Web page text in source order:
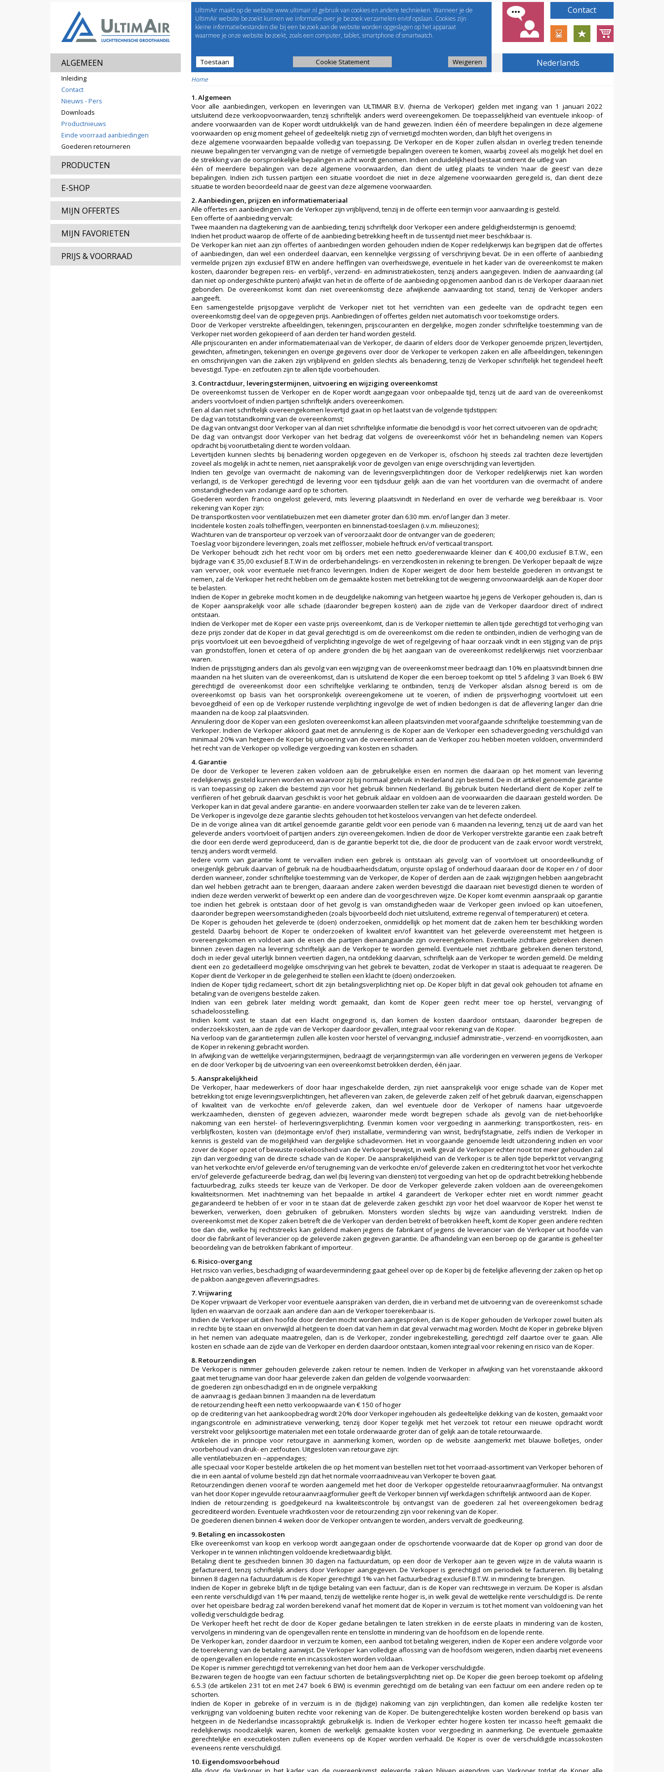
ALGEMEEN
Inleiding
Contact
Nieuws - Pers
Downloads
Productnieuws
Einde voorraad aanbiedingen
Goederen retourneren
PRODUCTEN
E-SHOP
MIJN OFFERTES
MIJN FAVORIETEN
PRIJS & VOORRAAD
EShop-nummer
Wachtwoord
Welcome toUltimAir
Prijslijst Selectie tools
UltimAir maakt op de website www.ultimair.nl gebruik van cookies en andere technieken. Wanneer je de
UltimAir website bezoekt kunnen we informatie over je bezoek verzamelen en/of opslaan. Cookies zijn
kleine informatiebestanden die bij een bezoek aan de website worden opgeslagen op het apparaat
waarmee je onze website bezoekt, zoals een computer, tablet, smartphone of smartwatch.
Toestaan Cookie Statement Weigeren Nederlands
Contact
Home
1.Algemeen
Voor alle aanbiedingen, verkopen en leveringen van ULTIMAIR B.V. (hierna de Verkoper) gelden met ingang van 1 januari 2022
uitsluitend deze verkoopvoorwaarden, tenzij schriftelijk anders werd overeengekomen. De toepasselijkheid van eventuele inkoop- of
andere voorwaarden van de Koper wordt uitdrukkelijk van de hand gewezen. Indien één of meerdere bepalingen in deze algemene
voorwaarden op enig moment geheel of gedeeltelijk nietig zijn of vernietigd mochten worden, dan blijft het overigens in
deze algemene voorwaarden bepaalde volledig van toepassing. De Verkoper en de Koper zullen alsdan in overleg treden teneinde
nieuwe bepalingen ter vervanging van de nietige of vernietigde bepalingen overeen te komen, waarbij zoveel als mogelijk het doel en
de strekking van de oorspronkelijke bepalingen in acht wordt genomen. Indien onduidelijkheid bestaat omtrent de uitleg van
één of meerdere bepalingen van deze algemene voorwaarden, dan dient de uitleg plaats te vinden ‘naar de geest’ van deze
bepalingen. Indien zich tussen partijen een situatie voordoet die niet in deze algemene voorwaarden geregeld is, dan dient deze
situatie te worden beoordeeld naar de geest van deze algemene voorwaarden.
2. Aanbiedingen, prijzen en informatiemateriaal
Alle offertes en aanbiedingen van de Verkoper zijn vrijblijvend, tenzij in de offerte een termijn voor aanvaarding is gesteld.
Een offerte of aanbieding vervalt:
Twee maanden na dagtekening van de aanbieding, tenzij schriftelijk door Verkoper een andere geldigheidstermijn is genoemd;
Indien het product waarop de offerte of de aanbieding betrekking heeft in de tussentijd niet meer beschikbaar is.
De Verkoper kan niet aan zijn offertes of aanbiedingen worden gehouden indien de Koper redelijkerwijs kan begrijpen dat de offertes
of aanbiedingen, dan wel een onderdeel daarvan, een kennelijke vergissing of verschrijving bevat. De in een offerte of aanbieding
vermelde prijzen zijn exclusief BTW en andere heffingen van overheidswege, eventuele in het kader van de overeenkomst te maken
kosten, daaronder begrepen reis- en verblijf-, verzend- en administratiekosten, tenzij anders aangegeven. Indien de aanvaarding (al
dan niet op ondergeschikte punten) afwijkt van het in de offerte of de aanbieding opgenomen aanbod dan is de Verkoper daaraan niet
gebonden. De overeenkomst komt dan niet overeenkomstig deze afwijkende aanvaarding tot stand, tenzij de Verkoper anders
aangeeft.
Een samengestelde prijsopgave verplicht de Verkoper niet tot het verrichten van een gedeelte van de opdracht tegen een
overeenkomstig deel van de opgegeven prijs. Aanbiedingen of offertes gelden niet automatisch voor toekomstige orders.
Door de Verkoper verstrekte afbeeldingen, tekeningen, prijscouranten en dergelijke, mogen zonder schriftelijke toestemming van de
Verkoper niet worden gekopieerd of aan derden ter hand worden gesteld.
Alle prijscouranten en ander informatiemateriaal van de Verkoper, de daarin of elders door de Verkoper genoemde prijzen, levertijden,
gewichten, afmetingen, tekeningen en overige gegevens over door de Verkoper te verkopen zaken en alle afbeeldingen, tekeningen
en omschrijvingen van die zaken zijn vrijblijvend en gelden slechts als benadering, tenzij de Verkoper schriftelijk het tegendeel heeft
bevestigd. Type- en zetfouten zijn te allen tijde voorbehouden.
3. Contractduur, leveringstermijnen, uitvoering en wijziging overeenkomst
De overeenkomst tussen de Verkoper en de Koper wordt aangegaan voor onbepaalde tijd, tenzij uit de aard van de overeenkomst
anders voortvloeit of indien partijen schriftelijk anders overeenkomen.
Een al dan niet schriftelijk overeengekomen levertijd gaat in op het laatst van de volgende tijdstippen:
De dag van totstandkoming van de overeenkomst;
De dag van ontvangst door Verkoper van al dan niet schriftelijke informatie die benodigd is voor het correct uitvoeren van de opdracht;
De dag van ontvangst door Verkoper van het bedrag dat volgens de overeenkomst vóór het in behandeling nemen van Kopers
opdracht bij vooruitbetaling dient te worden voldaan.
Levertijden kunnen slechts bij benadering worden opgegeven en de Verkoper is, ofschoon hij steeds zal trachten deze levertijden
zoveel als mogelijk in acht te nemen, niet aansprakelijk voor de gevolgen van enige overschrijding van levertijden.
Indien ten gevolge van overmacht de nakoming van de leveringsverplichtingen door de Verkoper redelijkerwijs niet kan worden
verlangd, is de Verkoper gerechtigd de levering voor een tijdsduur gelijk aan die van het voortduren van die overmacht of andere
omstandigheden van zodanige aard op te schorten.
Goederen worden franco ongelost geleverd, mits levering plaatsvindt in Nederland en over de verharde weg bereikbaar is. Voor
rekening van Koper zijn:
De transportkosten voor ventilatiebuizen met een diameter groter dan 630 mm. en/of langer dan 3 meter.
Incidentele kosten zoals tolheffingen, veerponten en binnenstad-toeslagen (i.v.m. milieuzones);
Wachturen van de transporteur op verzoek van of veroorzaakt door de ontvanger van de goederen;
Toeslag voor bijzondere leveringen, zoals met zelflosser, mobiele heftruck en/of verticaal transport.
De Verkoper behoudt zich het recht voor om bij orders met een netto goederenwaarde kleiner dan € 400,00 exclusief B.T.W., een
bijdrage van € 35,00 exclusief B.T.W in de orderbehandelings- en verzendkosten in rekening te brengen. De Verkoper bepaalt de wijze
van vervoer, ook voor eventuele niet-franco leveringen. Indien de Koper weigert de door hem bestelde goederen in ontvangst te
nemen, zal de Verkoper het recht hebben om de gemaakte kosten met betrekking tot de weigering onvoorwaardelijk aan de Koper door
te belasten.
Indien de Koper in gebreke mocht komen in de deugdelijke nakoming van hetgeen waartoe hij jegens de Verkoper gehouden is, dan is
de Koper aansprakelijk voor alle schade (daaronder begrepen kosten) aan de zijde van de Verkoper daardoor direct of indirect
ontstaan.
Indien de Verkoper met de Koper een vaste prijs overeenkomt, dan is de Verkoper niettemin te allen tijde gerechtigd tot verhoging van
deze prijs zonder dat de Koper in dat geval gerechtigd is om de overeenkomst om die reden te ontbinden, indien de verhoging van de
prijs voortvloeit uit een bevoegdheid of verplichting ingevolge de wet of regelgeving of haar oorzaak vindt in een stijging van de prijs
van grondstoffen, lonen et cetera of op andere gronden die bij het aangaan van de overeenkomst redelijkerwijs niet voorzienbaar
waren.
Indien de prijsstijging anders dan als gevolg van een wijziging van de overeenkomst meer bedraagt dan 10% en plaatsvindt binnen drie
maanden na het sluiten van de overeenkomst, dan is uitsluitend de Koper die een beroep toekomt op titel 5 afdeling 3 van Boek 6 BW
gerechtigd de overeenkomst door een schriftelijke verklaring te ontbinden, tenzij de Verkoper alsdan alsnog bereid is om de
overeenkomst op basis van het oorspronkelijk overeengekomene uit te voeren, of indien de prijsverhoging voortvloeit uit een
bevoegdheid of een op de Verkoper rustende verplichting ingevolge de wet of indien bedongen is dat de aflevering langer dan drie
maanden na de koop zal plaatsvinden.
Annulering door de Koper van een gesloten overeenkomst kan alleen plaatsvinden met voorafgaande schriftelijke toestemming van de
Verkoper. Indien de Verkoper akkoord gaat met de annulering is de Koper aan de Verkoper een schadevergoeding verschuldigd van
minimaal 20% van hetgeen de Koper bij uitvoering van de overeenkomst aan de Verkoper zou hebben moeten voldoen, onverminderd
het recht van de Verkoper op volledige vergoeding van kosten en schaden.
4. Garantie
De door de Verkoper te leveren zaken voldoen aan de gebruikelijke eisen en normen die daaraan op het moment van levering
redelijkerwijs gesteld kunnen worden en waarvoor zij bij normaal gebruik in Nederland zijn bestemd. De in dit artikel genoemde garantie
is van toepassing op zaken die bestemd zijn voor het gebruik binnen Nederland. Bij gebruik buiten Nederland dient de Koper zelf te
verifiëren of het gebruik daarvan geschikt is voor het gebruik aldaar en voldoen aan de voorwaarden die daaraan gesteld worden. De
Verkoper kan in dat geval andere garantie- en andere voorwaarden stellen ter zake van de te leveren zaken.
De Verkoper is ingevolge deze garantie slechts gehouden tot het kosteloos vervangen van het defecte onderdeel.
De in de vorige alinea van dit artikel genoemde garantie geldt voor een periode van 6 maanden na levering, tenzij uit de aard van het
geleverde anders voortvloeit of partijen anders zijn overeengekomen. Indien de door de Verkoper verstrekte garantie een zaak betreft
die door een derde werd geproduceerd, dan is de garantie beperkt tot die, die door de producent van de zaak ervoor wordt verstrekt,
tenzij anders wordt vermeld.
Iedere vorm van garantie komt te vervallen indien een gebrek is ontstaan als gevolg van of voortvloeit uit onoordeelkundig of
oneigenlijk gebruik daarvan of gebruik na de houdbaarheidsdatum, onjuiste opslag of onderhoud daaraan door de Koper en / of door
derden wanneer, zonder schriftelijke toestemming van de Verkoper, de Koper of derden aan de zaak wijzigingen hebben aangebracht
dan wel hebben getracht aan te brengen, daaraan andere zaken werden bevestigd die daaraan niet bevestigd dienen te worden of
indien deze werden verwerkt of bewerkt op een andere dan de voorgeschreven wijze. De Koper komt evenmin aanspraak op garantie
toe indien het gebrek is ontstaan door of het gevolg is van omstandigheden waar de Verkoper geen invloed op kan uitoefenen,
daaronder begrepen weersomstandigheden (zoals bijvoorbeeld doch niet uitsluitend, extreme regenval of temperaturen) et cetera.
De Koper is gehouden het geleverde te (doen) onderzoeken, onmiddellijk op het moment dat de zaken hem ter beschikking worden
gesteld. Daarbij behoort de Koper te onderzoeken of kwaliteit en/of kwantiteit van het geleverde overeenstemt met hetgeen is
overeengekomen en voldoet aan de eisen die partijen dienaangaande zijn overeengekomen. Eventuele zichtbare gebreken dienen
binnen zeven dagen na levering schriftelijk aan de Verkoper te worden gemeld. Eventuele niet zichtbare gebreken dienen terstond,
doch in ieder geval uiterlijk binnen veertien dagen, na ontdekking daarvan, schriftelijk aan de Verkoper te worden gemeld. De melding
dient een zo gedetailleerd mogelijke omschrijving van het gebrek te bevatten, zodat de Verkoper in staat is adequaat te reageren. De
Koper dient de Verkoper in de gelegenheid te stellen een klacht te (doen) onderzoeken.
Indien de Koper tijdig reclameert, schort dit zijn betalingsverplichting niet op. De Koper blijft in dat geval ook gehouden tot afname en
betaling van de overigens bestelde zaken.
Indien van een gebrek later melding wordt gemaakt, dan komt de Koper geen recht meer toe op herstel, vervanging of
schadeloosstelling.
Indien komt vast te staan dat een klacht ongegrond is, dan komen de kosten daardoor ontstaan, daaronder begrepen de
onderzoekskosten, aan de zijde van de Verkoper daardoor gevallen, integraal voor rekening van de Koper.
Na verloop van de garantietermijn zullen alle kosten voor herstel of vervanging, inclusief administratie-, verzend- en voorrijdkosten, aan
de Koper in rekening gebracht worden.
In afwijking van de wettelijke verjaringstermijnen, bedraagt de verjaringstermijn van alle vorderingen en verweren jegens de Verkoper
en de door Verkoper bij de uitvoering van een overeenkomst betrokken derden, één jaar.
5. Aansprakelijkheid
De Verkoper, haar medewerkers of door haar ingeschakelde derden, zijn niet aansprakelijk voor enige schade van de Koper met
betrekking tot enige leveringsverplichtingen, het afleveren van zaken, de geleverde zaken zelf of het gebruik daarvan, eigenschappen
of kwaliteit van de verkochte en/of geleverde zaken, dan wel eventuele door de Verkoper of namens haar uitgevoerde
werkzaamheden, diensten of gegeven adviezen, waaronder mede wordt begrepen schade als gevolg van de niet-behoorlijke
nakoming van een herstel- of herleveringsverplichting. Evenmin komen voor vergoeding in aanmerking: transportkosten, reis- en
verblijfkosten, kosten van (de)montage en/of (her) installatie, vermindering van winst, bedrijfstagnatie, zelfs indien de Verkoper in
kennis is gesteld van de mogelijkheid van dergelijke schadevormen. Het in voorgaande genoemde leidt uitzondering indien en voor
zover de Koper opzet of bewuste roekeloosheid van de Verkoper bewijst, in welk geval de Verkoper echter nooit tot meer gehouden zal
zijn dan vergoeding van de directe schade van de Koper. De aansprakelijkheid van de Verkoper is te allen tijde beperkt tot vervanging
van het verkochte en/of geleverde en/of terugneming van de verkochte en/of geleverde zaken en creditering tot het voor het verkochte
en/of geleverde gefactureerde bedrag, dan wel (bij levering van diensten) tot vergoeding van het op de opdracht betrekking hebbende
factuurbedrag, zulks steeds ter keuze van de Verkoper. De door de Verkoper geleverde zaken voldoen aan de overeengekomen
kwaliteitsnormen. Met inachtneming van het bepaalde in artikel 4 garandeert de Verkoper echter niet en wordt nimmer geacht
gegarandeerd te hebben of er voor in te staan dat de geleverde zaken geschikt zijn voor het doel waarvoor de Koper het wenst te
bewerken, verwerken, doen gebruiken of gebruiken. Monsters worden slechts bij wijze van aanduiding verstrekt. Indien de
overeenkomst met de Koper zaken betreft die de Verkoper van derden betrekt of betrokken heeft, komt de Koper geen andere rechten
toe dan die, welke hij rechtstreeks kan geldend maken jegens de fabrikant of jegens de leverancier van de Verkoper uit hoofde van
door die fabrikant of leverancier op de geleverde zaken gegeven garantie. De afhandeling van een beroep op de garantie is geheel ter
beoordeling van de betrokken fabrikant of importeur.
6. Risico-overgang
Het risico van verlies, beschadiging of waardevermindering gaat geheel over op de Koper bij de feitelijke aflevering der zaken op het op
de pakbon aangegeven afleveringsadres.
7. Vrijwaring
De Koper vrijwaart de Verkoper voor eventuele aanspraken van derden, die in verband met de uitvoering van de overeenkomst schade
lijden en waarvan de oorzaak aan andere dan aan de Verkoper toerekenbaar is.
Indien de Verkoper uit dien hoofde door derden mocht worden aangesproken, dan is de Koper gehouden de Verkoper zowel buiten als
in rechte bij te staan en onverwijld al hetgeen te doen dat van hem in dat geval verwacht mag worden. Mocht de Koper in gebreke blijven
in het nemen van adequate maatregelen, dan is de Verkoper, zonder ingebrekestelling, gerechtigd zelf daartoe over te gaan. Alle
kosten en schade aan de zijde van de Verkoper en derden daardoor ontstaan, komen integraal voor rekening en risico van de Koper.
8. Retourzendingen
De Verkoper is nimmer gehouden geleverde zaken retour te nemen. Indien de Verkoper in afwijking van het vorenstaande akkoord
gaat met terugname van door haar geleverde zaken dan gelden de volgende voorwaarden:
de goederen zijn onbeschadigd en in de originele verpakking
de aanvraag is gedaan binnen 3 maanden na de leverdatum
de retourzending heeft een netto verkoopwaarde van € 150 of hoger
op de creditering van het aankoopbedrag wordt 20% door Verkoper ingehouden als gedeeltelijke dekking van de kosten, gemaakt voor
ingangscontrole en administratieve verwerking, tenzij door Koper tegelijk met het verzoek tot retour een nieuwe opdracht wordt
verstrekt voor gelijksoortige materialen met een totale orderwaarde groter dan of gelijk aan de totale retourwaarde.
Artikelen die in principe voor retourgave in aanmerking komen, worden op de website aangemerkt met blauwe bolletjes, onder
voorbehoud van druk- en zetfouten. Uitgesloten van retourgave zijn:
alle ventilatiebuizen en –appendages;
alle speciaal voor Koper bestelde artikelen die op het moment van bestellen niet tot het voorraad-assortiment van Verkoper behoren of
die in een aantal of volume besteld zijn dat het normale voorraadniveau van Verkoper te boven gaat.
Retourzendingen dienen vooraf te worden aangemeld met het door de Verkoper opgestelde retouraanvraagformulier. Na ontvangst
van het door Koper ingevulde retouraanvraagformulier geeft de Verkoper binnen vijf werkdagen schriftelijk antwoord aan de Koper.
Indien de retourzending is goedgekeurd na kwaliteitscontrole bij ontvangst van de goederen zal het overeengekomen bedrag
gecrediteerd worden. Eventuele vrachtkosten voor de retourzending zijn voor rekening van de Koper.
De goederen dienen binnen 4 weken door de Verkoper ontvangen te worden, anders vervalt de goedkeuring.
9. Betaling en incassokosten
Elke overeenkomst van koop en verkoop wordt aangegaan onder de opschortende voorwaarde dat de Koper op grond van door de
Verkoper in te winnen inlichtingen voldoende kredietwaardig blijkt.
Betaling dient te geschieden binnen 30 dagen na factuurdatum, op een door de Verkoper aan te geven wijze in de valuta waarin is
gefactureerd, tenzij schriftelijk anders door Verkoper aangegeven. De Verkoper is gerechtigd om periodiek te factureren. Bij betaling
binnen 8 dagen na factuurdatum is de Koper gerechtigd 1% van het factuurbedrag exclusief B.T.W. in mindering te brengen.
Indien de Koper in gebreke blijft in de tijdige betaling van een factuur, dan is de Koper van rechtswege in verzuim. De Koper is alsdan
een rente verschuldigd van 1% per maand, tenzij de wettelijke rente hoger is, in welk geval de wettelijke rente verschuldigd is. De rente
over het opeisbare bedrag zal worden berekend vanaf het moment dat de Koper in verzuim is tot het moment van voldoening van het
volledig verschuldigde bedrag.
De Verkoper heeft het recht de door de Koper gedane betalingen te laten strekken in de eerste plaats in mindering van de kosten,
vervolgens in mindering van de opengevallen rente en tenslotte in mindering van de hoofdsom en de lopende rente.
De Verkoper kan, zonder daardoor in verzuim te komen, een aanbod tot betaling weigeren, indien de Koper een andere volgorde voor
de toerekening van de betaling aanwijst. De Verkoper kan volledige aflossing van de hoofdsom weigeren, indien daarbij niet eveneens
de opengevallen en lopende rente en incassokosten worden voldaan.
De Koper is nimmer gerechtigd tot verrekening van het door hem aan de Verkoper verschuldigde.
Bezwaren tegen de hoogte van een factuur schorten de betalingsverplichting niet op. De Koper die geen beroep toekomt op afdeling
6.5.3 (de artikelen 231 tot en met 247 boek 6 BW) is evenmin gerechtigd om de betaling van een factuur om een andere reden op te
schorten.
Indien de Koper in gebreke of in verzuim is in de (tijdige) nakoming van zijn verplichtingen, dan komen alle redelijke kosten ter
verkrijging van voldoening buiten rechte voor rekening van de Koper. De buitengerechtelijke kosten worden berekend op basis van
hetgeen in de Nederlandse incassopraktijk gebruikelijk is. Indien de Verkoper echter hogere kosten ter incasso heeft gemaakt die
redelijkerwijs noodzakelijk waren, komen de werkelijk gemaakte kosten voor vergoeding in aanmerking. De eventuele gemaakte
gerechtelijke en executiekosten zullen eveneens op de Koper worden verhaald. De Koper is over de verschuldigde incassokosten
eveneens rente verschuldigd.
10. Eigendomsvoorbehoud